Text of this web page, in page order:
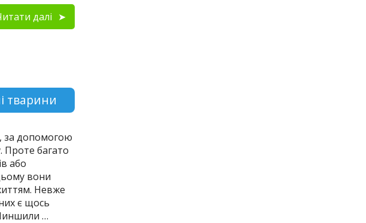
далі
тварини
за допомогою
Проте багато
або
вони
Невже
є щось
…